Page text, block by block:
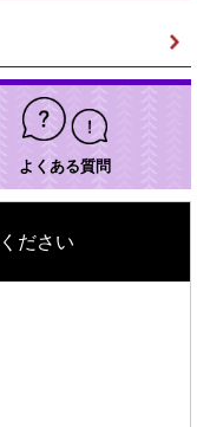
よくある質問
ださい